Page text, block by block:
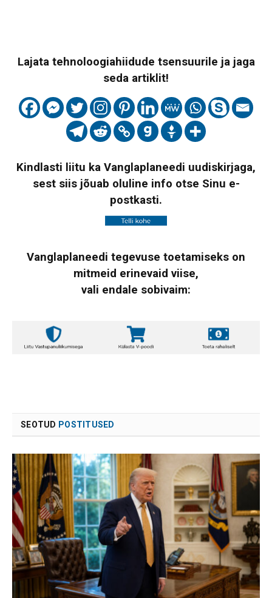
Lajata tehnoloogiahiidude tsensuurile ja jaga
seda artiklit!
Kindlasti liitu ka Vanglaplaneedi uudiskirjaga,
sest siis jõuab oluline info otse Sinu e-
postkasti.
Vanglaplaneedi tegevuse toetamiseks on
mitmeid erinevaid viise,
vali endale sobivaim:
SEOTUD POSTITUSED